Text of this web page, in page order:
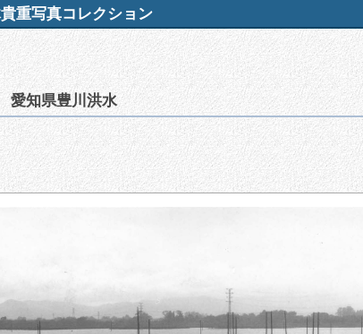
重写真コレクション
愛知県豊川洪水